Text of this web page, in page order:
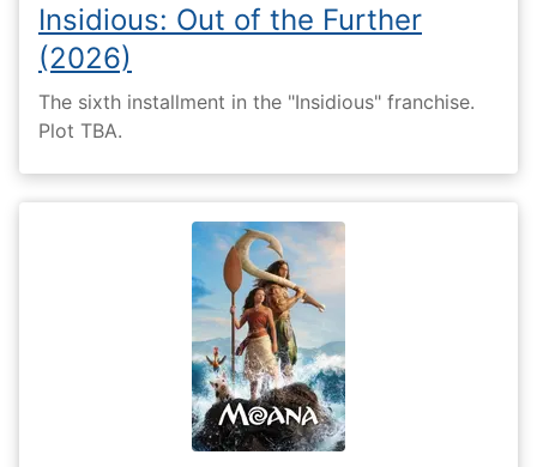
Insidious: Out of the Further
(2026)
The sixth installment in the "Insidious" franchise.
Plot TBA.